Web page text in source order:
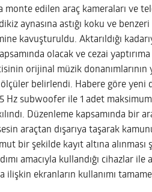
edilen araç kameraları ve
aynasına astığı koku ve
kavuşturuldu. Aktarıldığı
olacak ve cezai
orijinal müzik donanımlarının
belirlendi. Habere göre yeni
Hz subwoofer ile 1 adet
Düzenleme kapsamında bir
araçtan dışarıya taşarak
bir şekilde kayıt altına alınması
amacıyla kullandığı cihazlar ile
ilişkin ekranların kullanımı